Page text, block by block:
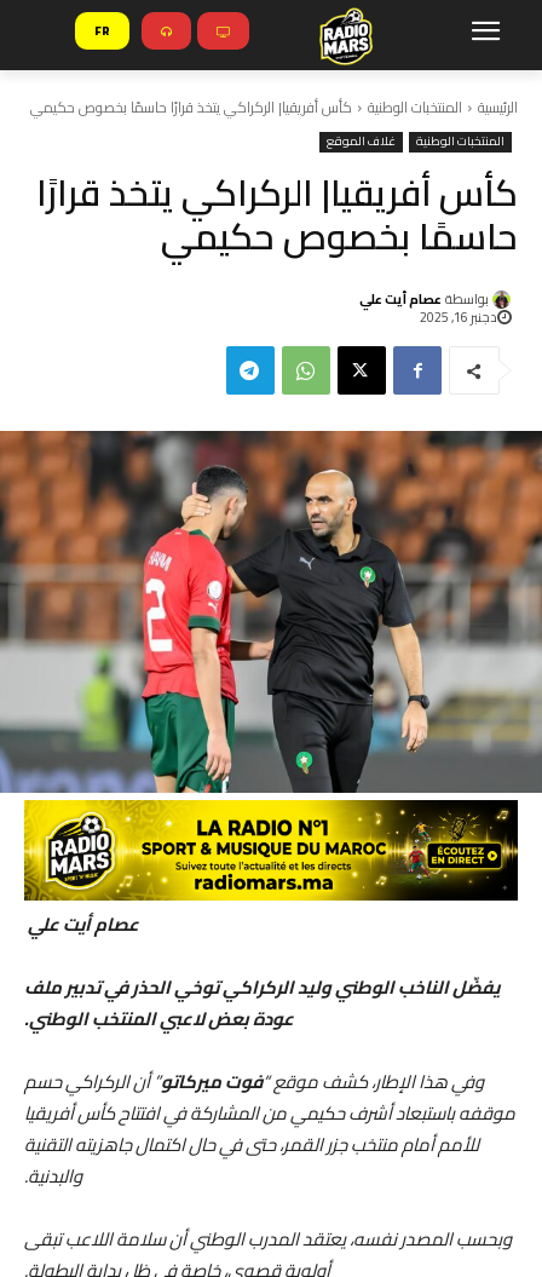
FR
الرئيسية المنتخبات الوطنية كأس أفريقيا| الركراكي يتخذ قرارًا حاسمًا بخصوص حكيمي
المنتخبات الوطنية غلاف الموقع
كأس أفريقيا| الركراكي يتخذ قرارًا
حاسمًا بخصوص حكيمي
بواسطة عصام أيت علي
دجنبر 16, 2025
عصام أيت علي
يفضّل الناخب الوطني وليد الركراكي توخي الحذر في تدبير ملف
عودة بعض لاعبي المنتخب الوطني.
وفي هذا الإطار، كشف موقع “فوت ميركاتو” أن الركراكي حسم
موقفه باستبعاد أشرف حكيمي من المشاركة في افتتاح كأس أفريقيا
للأمم أمام منتخب جزر القمر، حتى في حال اكتمال جاهزيته التقنية
والبدنية.
وبحسب المصدر نفسه، يعتقد المدرب الوطني أن سلامة اللاعب تبقى
أولوية قصوى، خاصة في ظل بداية البطولة.